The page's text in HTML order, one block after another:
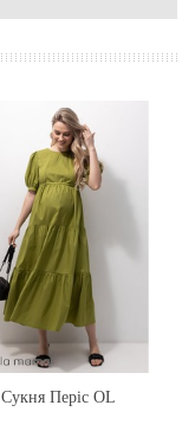
Сукня Періс OL